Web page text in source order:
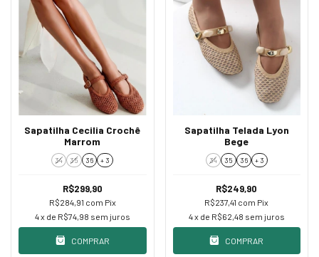
Sapatilha Cecilia Crochê
Marrom
34 35 36 + 3
R$299,90
R$284,91 com Pix
4x de R$74,98 sem juros
COMPRAR
Sapatilha Telada Lyon
Bege
34 35 36 + 3
R$249,90
R$237,41 com Pix
4x de R$62,48 sem juros
COMPRAR